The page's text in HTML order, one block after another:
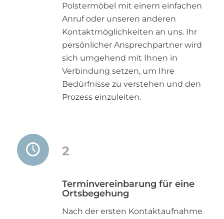
Polstermöbel mit einem einfachen
Anruf oder unseren anderen
Kontaktmöglichkeiten an uns. Ihr
persönlicher Ansprechpartner wird
sich umgehend mit Ihnen in
Verbindung setzen, um Ihre
Bedürfnisse zu verstehen und den
Prozess einzuleiten.
2
Terminvereinbarung für eine
Ortsbegehung
Nach der ersten Kontaktaufnahme